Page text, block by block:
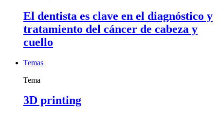
El dentista es clave en el diagnóstico y
tratamiento del cáncer de cabeza y
cuello
Temas
Tema
3D printing